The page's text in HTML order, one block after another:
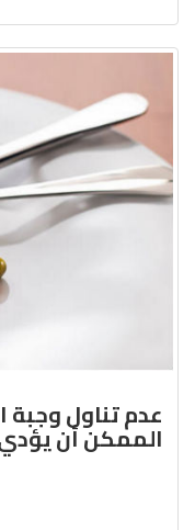
عدم تناول
الممكن أن